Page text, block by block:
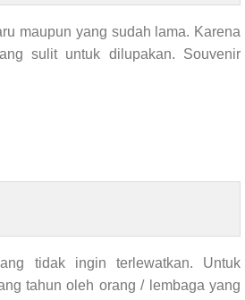
maupun yang sudah lama. Karena
sulit untuk dilupakan. Souvenir
tidak ingin terlewatkan. Untuk
tahun oleh orang / lembaga yang